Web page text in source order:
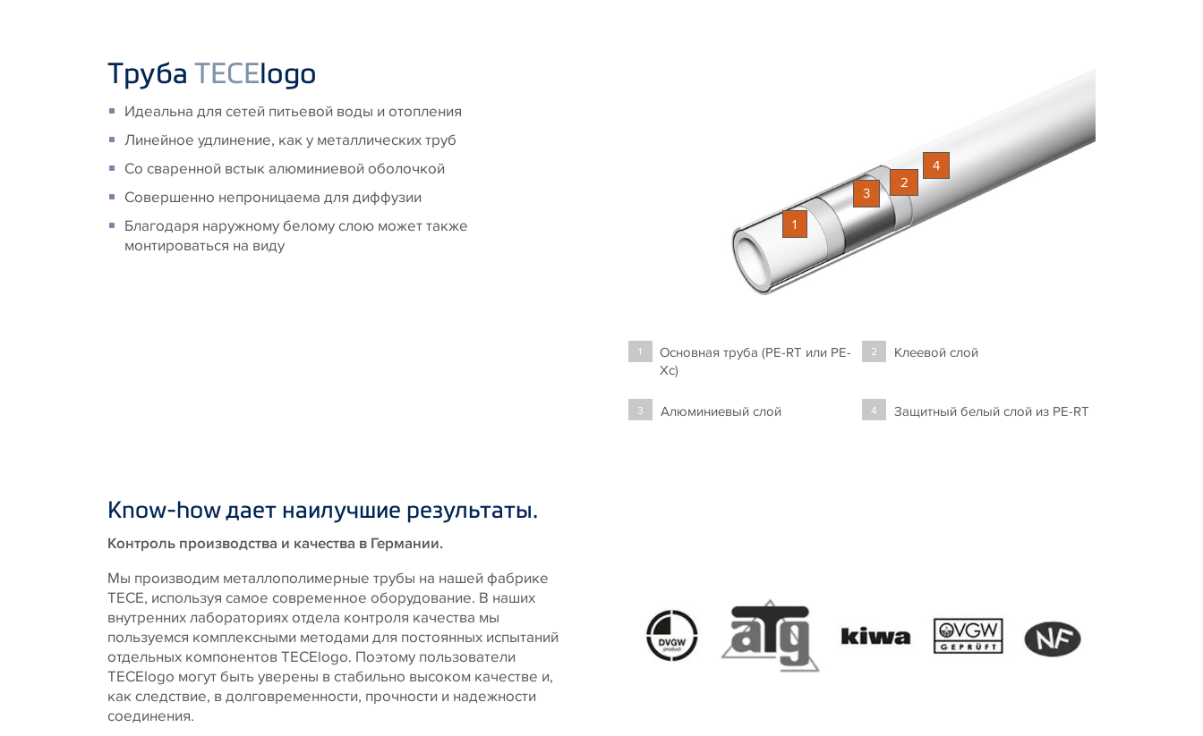
Труба TECElogo
Идеальна для сетей питьевой воды и отопления
Линейное удлинение, как у металлических труб
Со сваренной встык алюминиевой оболочкой
Совершенно непроницаема для диффузии
Благодаря наружному белому слою может также
монтироваться на виду
1
2
3
4
1
Основная труба (PE-RT или PE-
Xc)
2 Клеевой слой
3 Алюминиевый слой 4 Защитный белый слой из PE-RT
Know-how дает наилучшие результаты.
Контроль производства и качества в Германии.
Мы производим металлополимерные трубы на нашей фабрике
TECE, используя самое современное оборудование. В наших
внутренних лабораториях отдела контроля качества мы
пользуемся комплексными методами для постоянных испытаний
отдельных компонентов TECElogo. Поэтому пользователи
TECElogo могут быть уверены в стабильно высоком качестве и,
как следствие, в долговременности, прочности и надежности
соединения.